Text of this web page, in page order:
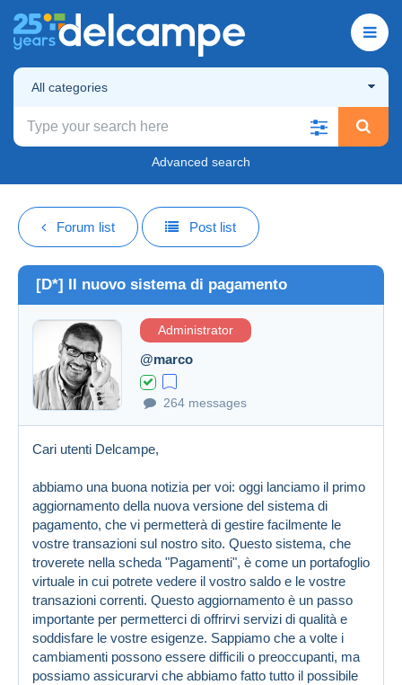
All categories
Advanced search
Forum list Post list
[D*] Il nuovo sistema di pagamento
Administrator
@marco
264 messages
Cari utenti Delcampe,
abbiamo una buona notizia per voi: oggi lanciamo il primo
aggiornamento della nuova versione del sistema di
pagamento, che vi permetterà di gestire facilmente le
vostre transazioni sul nostro sito. Questo sistema, che
troverete nella scheda "Pagamenti", è come un portafoglio
virtuale in cui potrete vedere il vostro saldo e le vostre
transazioni correnti. Questo aggiornamento è un passo
importante per permetterci di offrirvi servizi di qualità e
soddisfare le vostre esigenze. Sappiamo che a volte i
cambiamenti possono essere difficili o preoccupanti, ma
possiamo assicurarvi che abbiamo fatto tutto il possibile